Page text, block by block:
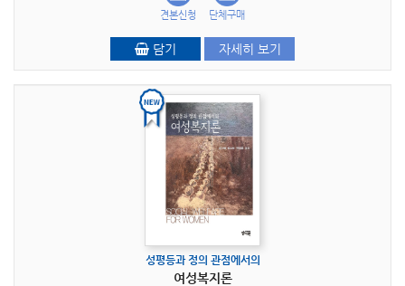
견본신청 단체구매
담기 자세히 보기
성평등과 정의 관점에서의
여성복지론